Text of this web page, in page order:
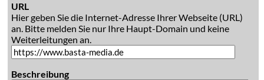
URL
Hier geben Sie die Internet-Adresse Ihrer Webseite (URL)
an. Bitte melden Sie nur Ihre Haupt-Domain und keine
Weiterleitungen an.
Beschreibung